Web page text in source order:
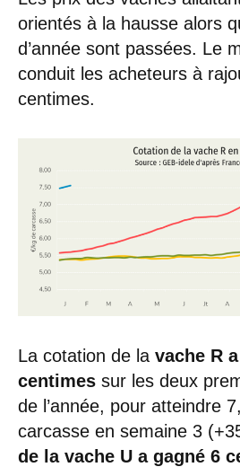
orientés à la hausse alors
d’année sont passées. Le
conduit les acheteurs à
centimes.
La cotation de la vache R
centimes sur les deux
de l’année, pour atteindre
carcasse en semaine 3
de la vache U a gagné 6